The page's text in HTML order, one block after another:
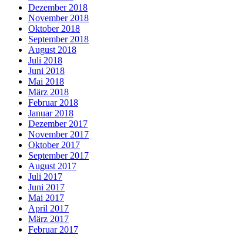
Dezember 2018
November 2018
Oktober 2018
September 2018
August 2018
Juli 2018
Juni 2018
Mai 2018
März 2018
Februar 2018
Januar 2018
Dezember 2017
November 2017
Oktober 2017
September 2017
August 2017
Juli 2017
Juni 2017
Mai 2017
April 2017
März 2017
Februar 2017